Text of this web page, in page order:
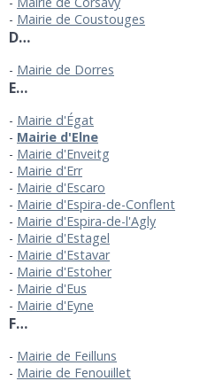
Mairie de Coustouges
D…
Mairie de Dorres
E…
Mairie d'Égat
Mairie d'Elne
Mairie d'Enveitg
Mairie d'Err
Mairie d'Escaro
Mairie d'Espira-de-Conflent
Mairie d'Espira-de-l'Agly
Mairie d'Estagel
Mairie d'Estavar
Mairie d'Estoher
Mairie d'Eus
Mairie d'Eyne
F…
Mairie de Feilluns
Mairie de Fenouillet